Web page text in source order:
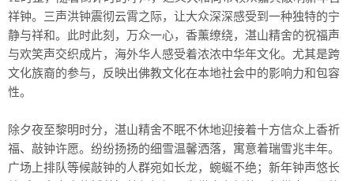
祥钟。三声洪钟震彻云霄之际，让大众深深感受到一种独特的宁
静与祥和。此时此刻，万众一心，香薰缭绕，湛山精舍的祝福声
与欢笑声交织成片，海外华人感受着浓浓中华年文化。尤其是跨
文化族裔的参与，反映出佛教文化在本地社会中的影响力和包容
性。
除夕夜至黎明时分，湛山精舍不眠不休地迎接着十方信众上香祈
福、敲钟许愿。纷纷扬扬的细雪温馨洒落，寓意着瑞雪兆丰年。
广场上排队等候敲钟的人群宛如长龙，蜿蜒不绝；新年钟声悠长